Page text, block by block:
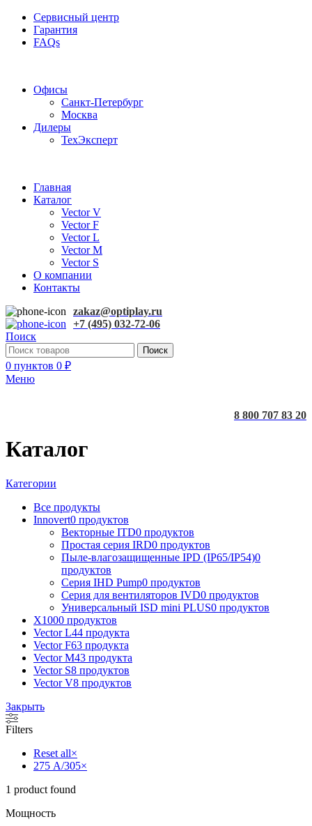
Сервисный центр
Гарантия
FAQs
Офисы
Санкт-Петербург
Москва
Дилеры
ТехЭксперт
Главная
Каталог
Vector V
Vector F
Vector L
Vector M
Vector S
О компании
Контакты
zakaz@optiplay.ru
+7 (495) 032-72-06
Поиск
Поиск
0 пунктов 0 ₽
Меню
8 800 707 83 20
Каталог
Категории
Все продукты
Innovert0 продуктов
Векторные ITD0 продуктов
Простая серия IRD0 продуктов
Пыле-влагозащищенные IPD (IP65/IP54)0
продуктов
Серия IHD Pump0 продуктов
Серия для вентиляторов IVD0 продуктов
Универсальный ISD mini PLUS0 продуктов
X1000 продуктов
Vector L44 продукта
Vector F63 продукта
Vector M43 продукта
Vector S8 продуктов
Vector V8 продуктов
Закрыть
Filters
Reset all×
275 А/305×
1 product found
Мощность